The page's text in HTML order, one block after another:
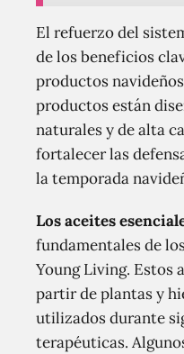
El refuerzo del
de los beneficios
productos
productos están
naturales y de alta
fortalecer las
la temporada
Los aceites
fundamentales de
Young Living. Estos
partir de plantas y
utilizados durante
terapéuticas.